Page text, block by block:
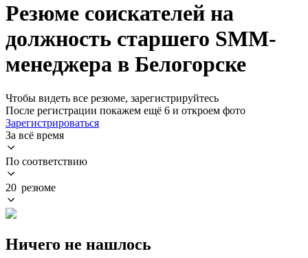
Резюме соискателей на
должность старшего SMM-
менеджера в Белогорске
Чтобы видеть все резюме, зарегистрируйтесь
После регистрации покажем ещё 6 и откроем фото
Зарегистрироваться
За всё время
По соответствию
20 резюме
Ничего не нашлось